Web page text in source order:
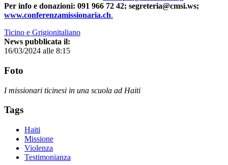
Per info e donazioni: 091 966 72 42; segreteria@cmsi.ws;
www.conferenzamissionaria.ch.
Ticino e Grigionitaliano
News pubblicata il:
16/03/2024 alle 8:15
Foto
I missionari ticinesi in una scuola ad Haiti
Tags
Haiti
Missione
Violenza
Testimonianza